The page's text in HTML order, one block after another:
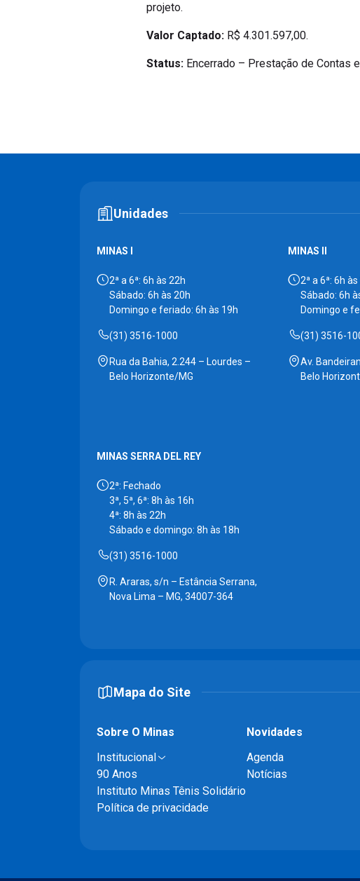
projeto.
Valor Captado: R$ 4.301.597,00.
Status: Encerrado – Prestação de Contas
Unidades
MINAS I
2ª a 6ª: 6h às 22h
Sábado: 6h às 20h
Domingo e feriado: 6h às 19h
(31) 3516-1000
Rua da Bahia, 2.244 – Lourdes –
Belo Horizonte/MG
MINAS II
2ª a 6ª: 6h
Sábado: 6h
Domingo e
(31) 3516-
Av.
Belo
MINAS SERRA DEL REY
2ª: Fechado
3ª, 5ª, 6ª: 8h às 16h
4ª: 8h às 22h
Sábado e domingo: 8h às 18h
(31) 3516-1000
R. Araras, s/n – Estância Serrana,
Nova Lima – MG, 34007-364
Mapa do Site
Sobre O Minas
Institucional
90 Anos
Instituto Minas Tênis Solidário
Política de privacidade
Novidades
Agenda
Notícias